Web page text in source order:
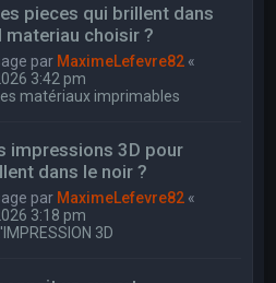
pieces qui brillent dans
materiau choisir ?
par MaximeLefevre82 «
3:42 pm
matériaux imprimables
impressions 3D pour
dans le noir ?
par MaximeLefevre82 «
3:18 pm
3D